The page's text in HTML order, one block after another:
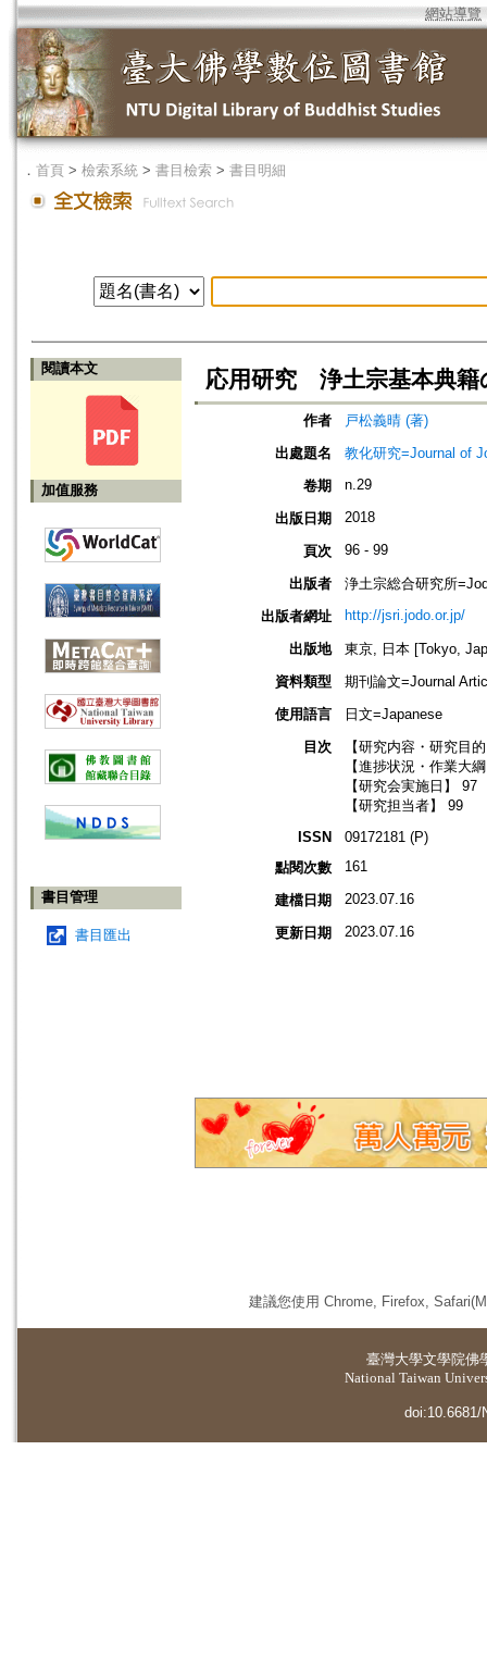
網站導覽
． 首頁 > 檢索系統 > 書目檢索 > 書目明細
閱讀本文
加值服務
書目管理
書目匯出
応用研究 浄土宗基本典籍
作者
戸松義晴 (著)
出處題名
教化研究=Journal of
卷期
n.29
出版日期 2018
頁次 96 - 99
出版者
浄土宗総合研究所
出版者網址
http://jsri.jodo.or.jp/
出版地
東京, 日本 [Tokyo,
資料類型
期刊論文=Journal
使用語言
日文=Japanese
目次
【研究内容・研究目
【進捗状況・作業大
【研究会実施日】 97
【研究担当者】 99
ISSN
09172181 (P)
點閱次數
161
建檔日期 2023.07.16
更新日期 2023.07.16
建議您使用 Chrome, Firefox,
臺灣大學文學院佛
National Taiwan
doi:10.6681/